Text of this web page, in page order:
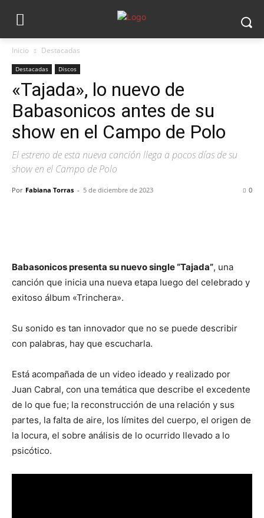
Inicio Destacadas
Destacadas Discos
«Tajada», lo nuevo de
Babasonicos antes de su
show en el Campo de Polo
El estreno de esta nueva canción llega a pocos días de su
show en el Campo de Polo
Por Fabiana Torras - 5 de diciembre de 2023 0
Babasonicos presenta su nuevo single “Tajada”, una
canción que inicia una nueva etapa luego del celebrado y
exitoso álbum «Trinchera».
Su sonido es tan innovador que no se puede describir
con palabras, hay que escucharla.
Está acompañada de un video ideado y realizado por
Juan Cabral, con una temática que describe el excedente
de lo que fue; la reconstrucción de una relación y sus
partes, la falta de aire, los límites del cuerpo, el origen de
la locura, el sobre análisis de lo ocurrido llevado a lo
psicótico.